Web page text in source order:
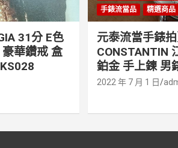
31分 E色
華鑽戒 盒
手錶流當品
精選商品
元泰流當手錶拍
CONSTANTIN
鉑金 手上鍊 男
2022 年 7 月 1 日